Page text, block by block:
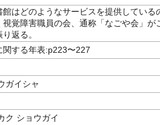
はどのようなサービスを提供している
覚障害職員の会、通称「なごや会」が
返る。
する年表:p223〜227
ガイシャ
ク ショウガイ